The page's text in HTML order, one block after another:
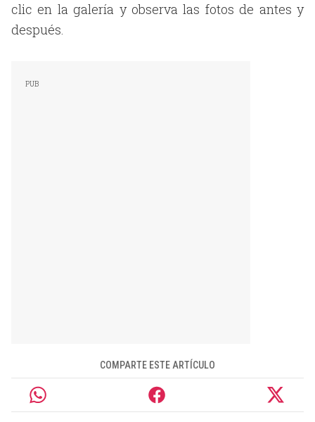
clic en la galería y observa las fotos de antes y
después.
COMPARTE ESTE ARTÍCULO